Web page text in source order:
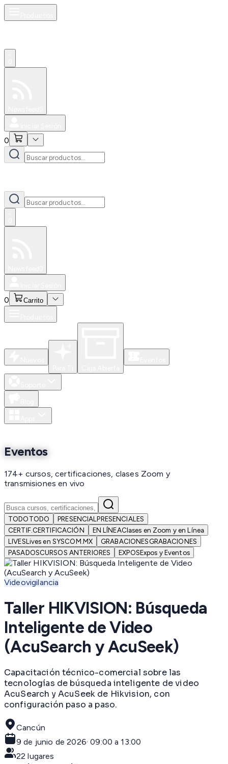
0
0 Carrito
Eventos
174+ cursos, certificaciones, clases Zoom y
transmisiones en vivo
TODOTODO PRESENCIALPRESENCIALES
CERTIF. CERTIFICACIÓN EN LÍNEAClases en Zoom y en Línea
LIVESLives en SYSCOM.MX GRABACIONESGRABACIONES
PASADOSCURSOS ANTERIORES EXPOSExpos y Eventos
Videovigilancia
Taller HIKVISION: Búsqueda
Inteligente de Video
(AcuSearch y AcuSeek)
Capacitación técnico-comercial sobre las
tecnologías de búsqueda inteligente de video
AcuSearch y AcuSeek de Hikvision, con
configuración paso a paso.
Cancún
9 de junio de 2026·09:00 a 13:00
22 lugares